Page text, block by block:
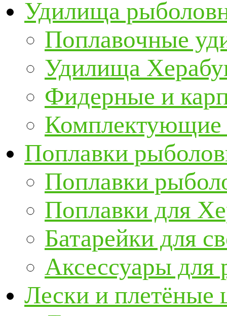
Удилища
Поплавочные
Удилища
Фидерные и
Поплавки
Поплавки
Поплавки для
Батарейки для
Аксессуары для
Лески и